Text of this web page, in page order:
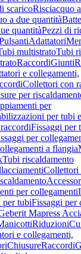
scaricoRisciacquo
a due quantità
quantitàPezzi di
Adattatori
multistratoTubi
RaccordiGiunti
e collegamenti,
Collettori con
per
per
per tubi
Fissaggi per
per
a flangia
Tubi riscaldamento
Collettori
per collegamenti
per tubiFissaggi per
Mapress
Riduzioni
e collegamenti,
ChiusureRaccordi